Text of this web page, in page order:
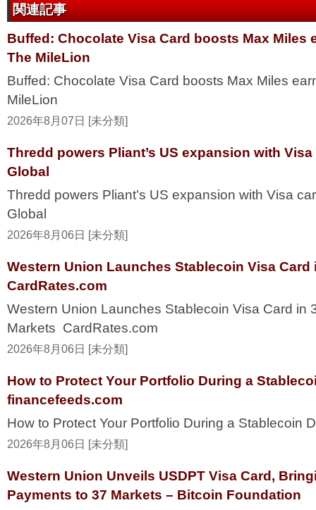
関連記事
Buffed: Chocolate Visa Card boosts Max Miles
The MileLion
Buffed: Chocolate Visa Card boosts Max Miles
MileLion
2026年8月07日 [未分類]
Thredd powers Pliant’s US expansion with
Global
Thredd powers Pliant’s US expansion with Visa
Global
2026年8月06日 [未分類]
Western Union Launches Stablecoin Visa Card
CardRates.com
Western Union Launches Stablecoin Visa Card in
Markets CardRates.com
2026年8月06日 [未分類]
How to Protect Your Portfolio During a
financefeeds.com
How to Protect Your Portfolio During a Stablecoin
2026年8月06日 [未分類]
Western Union Unveils USDPT Visa Card,
Payments to 37 Markets – Bitcoin Foundation